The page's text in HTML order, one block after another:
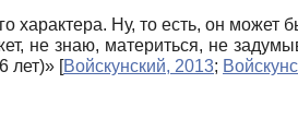
характера. Ну, то есть, он
не знаю, материться, не
лет)» [Войскунский, 2013;